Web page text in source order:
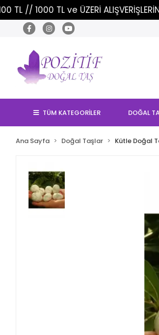
ve ÜZERİ ALIŞVERİŞLERİNİZDE
TÜM KATEGORİLER DOĞAL
Ana Sayfa Doğal Taşlar Kütle Doğal